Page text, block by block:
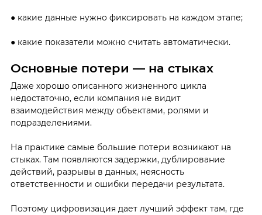
● какие данные нужно фиксировать на каждом этапе;
● какие показатели можно считать автоматически.
Основные потери — на стыках
Даже хорошо описанного жизненного цикла
недостаточно, если компания не видит
взаимодействия между объектами, ролями и
подразделениями.
На практике самые большие потери возникают на
стыках. Там появляются задержки, дублирование
действий, разрывы в данных, неясность
ответственности и ошибки передачи результата.
Поэтому цифровизация дает лучший эффект там, где